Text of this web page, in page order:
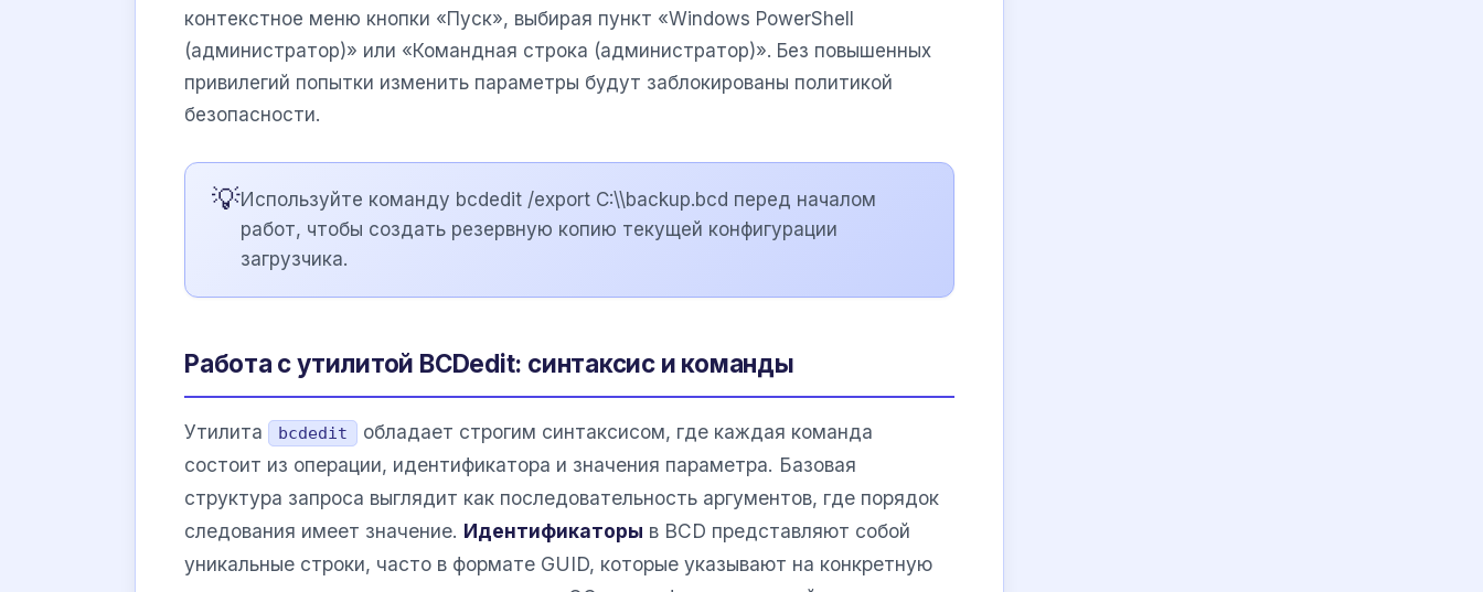
контекстное меню кнопки «Пуск», выбирая пункт «Windows PowerShell
(администратор)» или «Командная строка (администратор)». Без повышенных
привилегий попытки изменить параметры будут заблокированы политикой
безопасности.
💡Используйте команду bcdedit /export C:\\backup.bcd перед началом
работ, чтобы создать резервную копию текущей конфигурации
загрузчика.
Работа с утилитой BCDedit: синтаксис и команды
Утилита bcdedit
обладает строгим синтаксисом, где каждая команда
состоит из операции, идентификатора и значения параметра. Базовая
структура запроса выглядит как последовательность аргументов, где порядок
следования имеет значение. Идентификаторы в BCD представляют собой
уникальные строки, часто в формате GUID, которые указывают на конкретную